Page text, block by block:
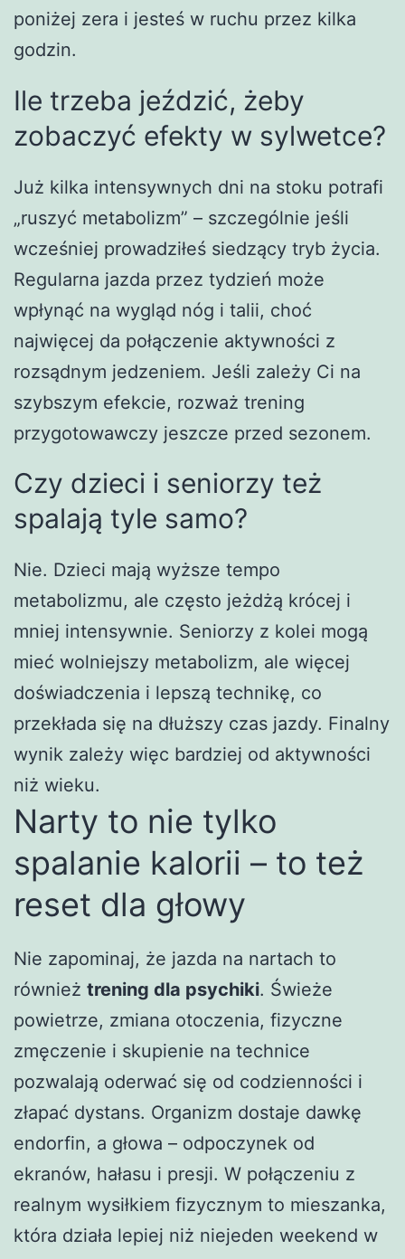
poniżej zera i jesteś w ruchu przez kilka
godzin.
Ile trzeba jeździć, żeby
zobaczyć efekty w sylwetce?
Już kilka intensywnych dni na stoku potrafi
„ruszyć metabolizm” – szczególnie jeśli
wcześniej prowadziłeś siedzący tryb życia.
Regularna jazda przez tydzień może
wpłynąć na wygląd nóg i talii, choć
najwięcej da połączenie aktywności z
rozsądnym jedzeniem. Jeśli zależy Ci na
szybszym efekcie, rozważ trening
przygotowawczy jeszcze przed sezonem.
Czy dzieci i seniorzy też
spalają tyle samo?
Nie. Dzieci mają wyższe tempo
metabolizmu, ale często jeżdżą krócej i
mniej intensywnie. Seniorzy z kolei mogą
mieć wolniejszy metabolizm, ale więcej
doświadczenia i lepszą technikę, co
przekłada się na dłuższy czas jazdy. Finalny
wynik zależy więc bardziej od aktywności
niż wieku.
Narty to nie tylko
spalanie kalorii – to też
reset dla głowy
Nie zapominaj, że jazda na nartach to
również trening dla psychiki. Świeże
powietrze, zmiana otoczenia, fizyczne
zmęczenie i skupienie na technice
pozwalają oderwać się od codzienności i
złapać dystans. Organizm dostaje dawkę
endorfin, a głowa – odpoczynek od
ekranów, hałasu i presji. W połączeniu z
realnym wysiłkiem fizycznym to mieszanka,
która działa lepiej niż niejeden weekend w